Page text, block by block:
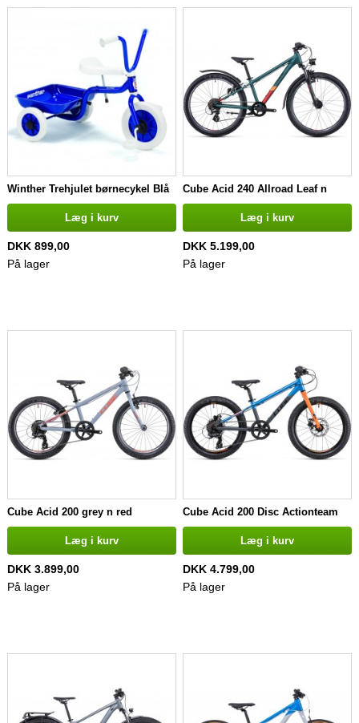
Winther Trehjulet børnecykel Blå
Læg i kurv
DKK 899,00
På lager
Cube Acid 240 Allroad Leaf n
orange
Læg i kurv
DKK 5.199,00
På lager
Cube Acid 200 grey n red
Læg i kurv
DKK 3.899,00
På lager
Cube Acid 200 Disc Actionteam
Læg i kurv
DKK 4.799,00
På lager